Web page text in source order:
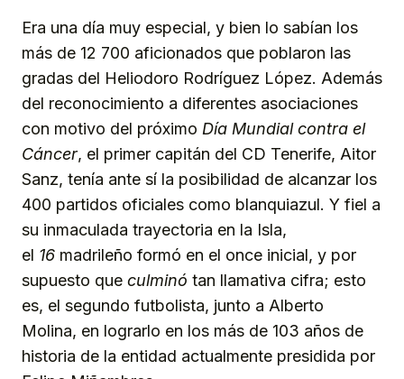
Era una día muy especial, y bien lo sabían los
más de 12 700 aficionados que poblaron las
gradas del Heliodoro Rodríguez López. Además
del reconocimiento a diferentes asociaciones
con motivo del próximo Día Mundial contra el
Cáncer, el primer capitán del CD Tenerife, Aitor
Sanz, tenía ante sí la posibilidad de alcanzar los
400 partidos oficiales como blanquiazul. Y fiel a
su inmaculada trayectoria en la Isla,
el 16 madrileño formó en el once inicial, y por
supuesto que culminó tan llamativa cifra; esto
es, el segundo futbolista, junto a Alberto
Molina, en lograrlo en los más de 103 años de
historia de la entidad actualmente presidida por